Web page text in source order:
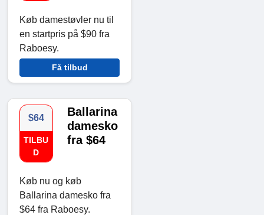
Køb damestøvler nu til
en startpris på $90 fra
Raboesy.
Få tilbud
$64
TILBU
D
Ballarina
damesko
fra $64
Køb nu og køb
Ballarina damesko fra
$64 fra Raboesy.